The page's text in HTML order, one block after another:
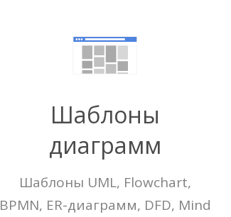
Шаблоны
диаграмм
Шаблоны UML, Flowchart,
BPMN, ER-диаграмм, DFD, Mind